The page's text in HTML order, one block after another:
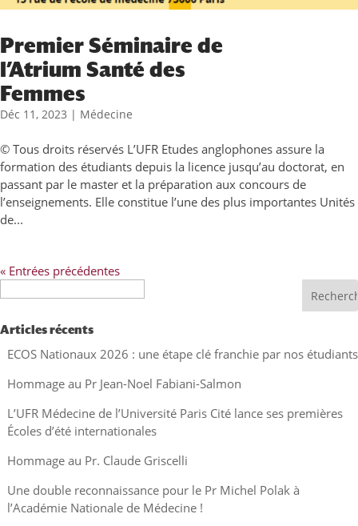
Premier Séminaire de
l’Atrium Santé des
Femmes
Déc 11, 2023 | Médecine
© Tous droits réservés L’UFR Etudes anglophones assure la
formation des étudiants depuis la licence jusqu’au doctorat, en
passant par le master et la préparation aux concours de
l’enseignements. Elle constitue l’une des plus importantes Unités
de...
« Entrées précédentes
Articles récents
ECOS Nationaux 2026 : une étape clé franchie par nos étudiants
Hommage au Pr Jean-Noel Fabiani-Salmon
L’UFR Médecine de l’Université Paris Cité lance ses premières
Écoles d’été internationales
Hommage au Pr. Claude Griscelli
Une double reconnaissance pour le Pr Michel Polak à
l’Académie Nationale de Médecine !